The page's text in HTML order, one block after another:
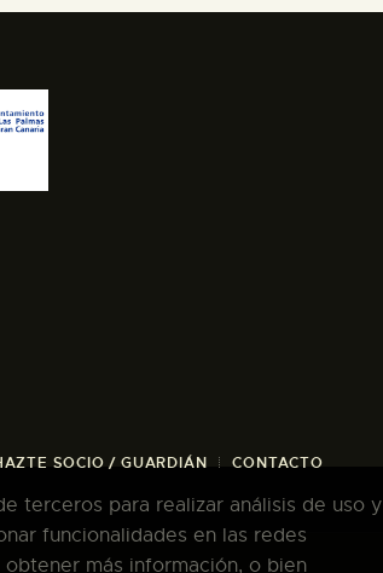
SOCIO / GUARDIÁN CONTACTO
terceros para realizar análisis de uso y
funcionalidades en las redes
más información, o bien